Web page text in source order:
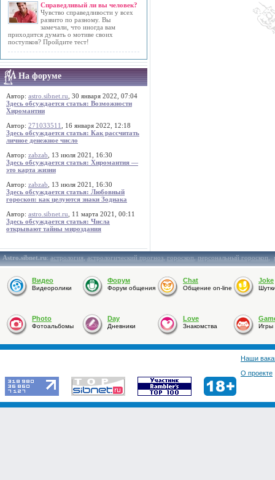
Справедливый ли вы человек?
Чувство справедливости у всех
развито по разному. Вы
замечали, что иногда вам
приходится думать о мотиве своих
поступков? Пройдите тест!
На форуме
Автор: astro.sibnet.ru , 30 января 2022, 07:04
Здесь обсуждается статья: Возможности
Хиромантии
Автор: 271033511
, 16 января 2022, 12:18
Здесь обсуждается статья: Как рассчитать
личное денежное число
Автор: zabzab , 13 июля 2021, 16:30
Здесь обсуждается статья: Хиромантия —
это карта жизни
Автор: zabzab , 13 июля 2021, 16:30
Здесь обсуждается статья: Любовный
гороскоп: как целуются знаки Зодиака
Автор: astro.sibnet.ru , 11 марта 2021, 00:11
Здесь обсуждается статья: Числа
открывают тайны мироздания
Astro.sibnet.ru:астрология,астрологический прогноз,гороскоп,персональный гороскоп,
Видео
Видеоролики
Форум
Форум общения
Chat
Общение on-line
Joke
Photo
Фотоальбомы
Day
Дневники
Love
Знакомства Игры
Наши
О проекте